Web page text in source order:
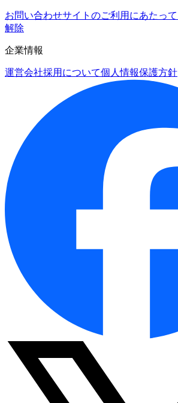
お問い合わせサイトのご利用にあたって
解除
企業情報
運営会社採用について個人情報保護方針